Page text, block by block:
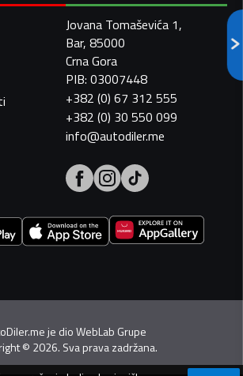
Jovana Tomaševića 1,
Bar, 85000
Crna Gora
PIB: 03007448
+382 (0) 67 312 555
+382 (0) 30 550 099
info@autodiler.me
je dioWebLab Grupe
© 2026. Sva prava zadržana.